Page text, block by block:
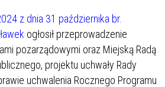
z dnia 31 października br.
ogłosił przeprowadzenie
pozarządowymi oraz Miejską Radą
projektu uchwały Rady
uchwalenia Rocznego Programu